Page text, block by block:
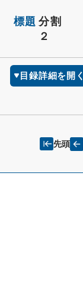
標題 分割
２
目録詳細を開く
先頭